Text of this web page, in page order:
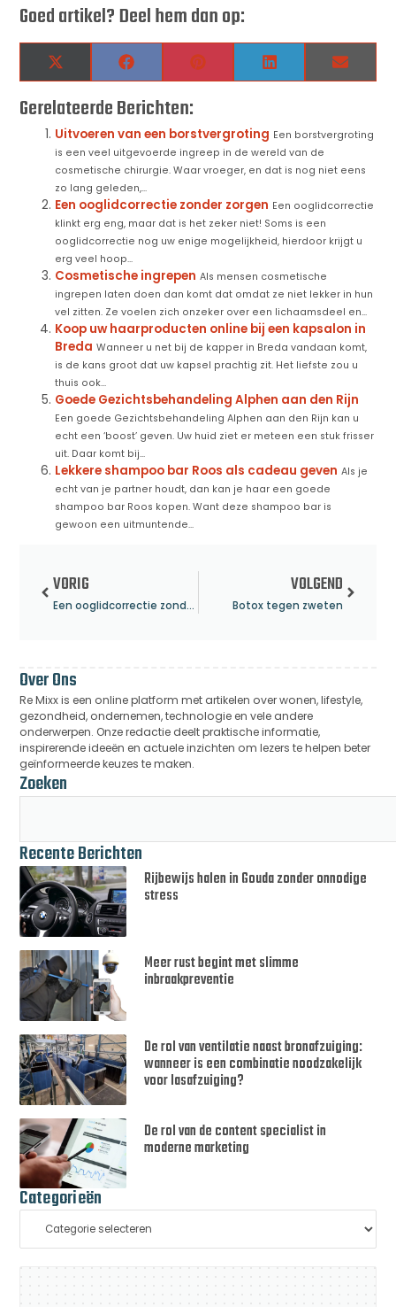
Goed artikel? Deel hem dan op:
X
(Twitter)
Facebook Pinterest LinkedIn Email
Gerelateerde Berichten:
Uitvoeren van een borstvergroting Een borstvergroting
is een veel uitgevoerde ingreep in de wereld van de
cosmetische chirurgie. Waar vroeger, en dat is nog niet eens
zo lang geleden,...
Een ooglidcorrectie zonder zorgen Een ooglidcorrectie
klinkt erg eng, maar dat is het zeker niet! Soms is een
ooglidcorrectie nog uw enige mogelijkheid, hierdoor krijgt u
erg veel hoop...
Cosmetische ingrepen Als mensen cosmetische
ingrepen laten doen dan komt dat omdat ze niet lekker in hun
vel zitten. Ze voelen zich onzeker over een lichaamsdeel en...
Koop uw haarproducten online bij een kapsalon in
Breda Wanneer u net bij de kapper in Breda vandaan komt,
is de kans groot dat uw kapsel prachtig zit. Het liefste zou u
thuis ook...
Goede Gezichtsbehandeling Alphen aan den Rijn
Een goede Gezichtsbehandeling Alphen aan den Rijn kan u
echt een ‘boost’ geven. Uw huid ziet er meteen een stuk frisser
uit. Daar komt bij...
Lekkere shampoo bar Roos als cadeau geven Als je
echt van je partner houdt, dan kan je haar een goede
shampoo bar Roos kopen. Want deze shampoo bar is
gewoon een uitmuntende...
VORIG
Een ooglidcorrectie zonder zorgen
VOLGEND
Botox tegen zweten
Over Ons
Re Mixx is een online platform met artikelen over wonen, lifestyle,
gezondheid, ondernemen, technologie en vele andere
onderwerpen. Onze redactie deelt praktische informatie,
inspirerende ideeën en actuele inzichten om lezers te helpen beter
geïnformeerde keuzes te maken.
Zoeken
Recente Berichten
Rijbewijs halen in Gouda zonder onnodige
stress
Meer rust begint met slimme
inbraakpreventie
De rol van ventilatie naast bronafzuiging:
wanneer is een combinatie noodzakelijk
voor lasafzuiging?
De rol van de content specialist in
moderne marketing
Categorieën